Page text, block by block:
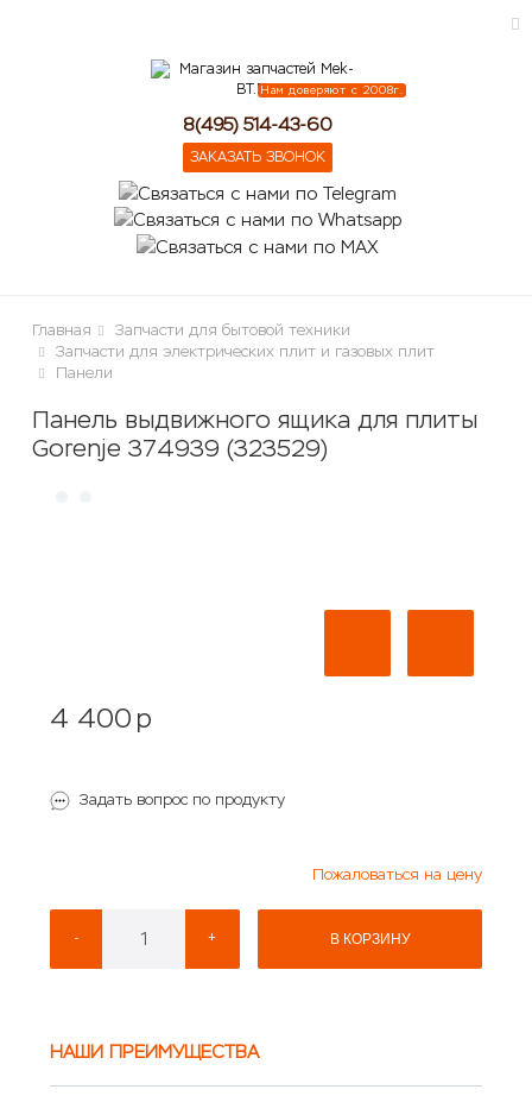
Нам доверяют с 2008г.
8(495) 514-43-60
ЗАКАЗАТЬ ЗВОНОК
Главная
Запчасти для бытовой техники
Запчасти для электрических плит и газовых плит
Панели
Панель выдвижного ящика для плиты
Gorenje 374939 (323529)
4 400 p
Задать вопрос по продукту
Пожаловаться на цену
- + В КОРЗИНУ
НАШИ ПРЕИМУЩЕСТВА